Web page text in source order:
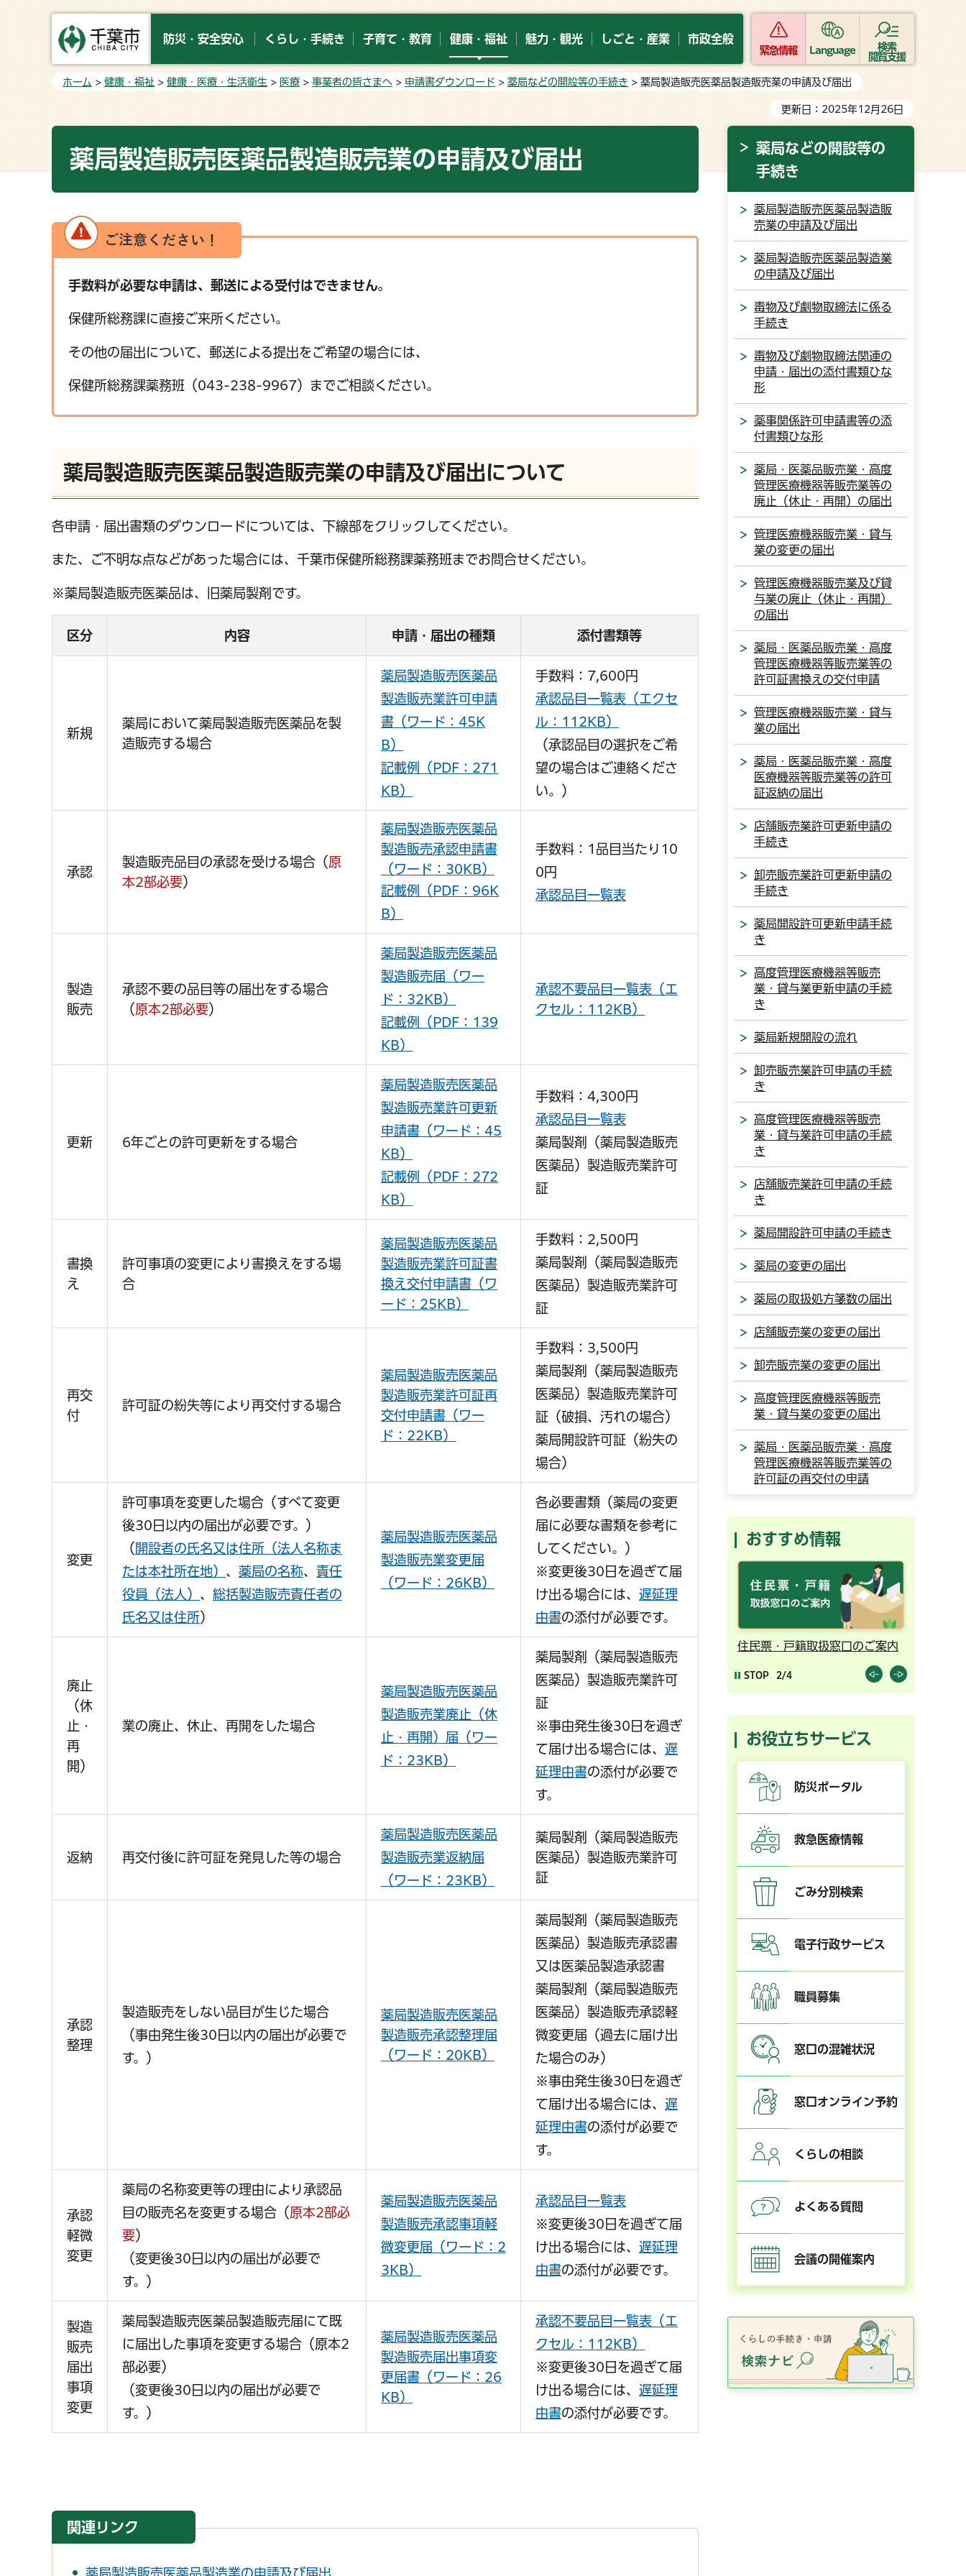
防災・安全安心 くらし・手続き 子育て・教育 健康・福祉 魅力・観光 しごと・産業 市政全般
緊急情報 Language
検索
閲覧支援
ホーム > 健康・福祉 > 健康・医療・生活衛生 > 医療 > 事業者の皆さまへ > 申請書ダウンロード > 薬局などの開設等の手続き > 薬局製造販売医薬品製造販売業の申請及び届出
更新日：2025年12月26日
薬局製造販売医薬品製造販売業の申請及び届出
手数料が必要な申請は、郵送による受付はできません。
保健所総務課に直接ご来所ください。
その他の届出について、郵送による提出をご希望の場合には、
保健所総務課薬務班（043-238-9967）までご相談ください。
薬局製造販売医薬品製造販売業の申請及び届出について
各申請・届出書類のダウンロードについては、下線部をクリックしてください。
また、ご不明な点などがあった場合には、千葉市保健所総務課薬務班までお問合せください。
※薬局製造販売医薬品は、旧薬局製剤です。
区分 内容 申請・届出の種類 添付書類等
新規
薬局において薬局製造販売医薬品を製
造販売する場合
薬局製造販売医薬品
製造販売業許可申請
書（ワード：45K
B）
記載例（PDF：271
KB）
手数料：7,600円
承認品目一覧表（エクセ
ル：112KB）
（承認品目の選択をご希
望の場合はご連絡くださ
い。）
承認
製造販売品目の承認を受ける場合（ 原
本2部必要）
薬局製造販売医薬品
製造販売承認申請書
（ワード：30KB）
記載例（PDF：96K
B）
手数料：1品目当たり10
0円
承認品目一覧表
製造
販売
承認不要の品目等の届出をする場合
（ 原本2部必要）
薬局製造販売医薬品
製造販売届（ワー
ド：32KB）
記載例（PDF：139
KB）
承認不要品目一覧表（エ
クセル：112KB）
更新 6年ごとの許可更新をする場合
薬局製造販売医薬品
製造販売業許可更新
申請書（ワード：45
KB）
記載例（PDF：272
KB）
手数料：4,300円
承認品目一覧表
薬局製剤（薬局製造販売
医薬品）製造販売業許可
証
書換
え
許可事項の変更により書換えをする場
合
薬局製造販売医薬品
製造販売業許可証書
換え交付申請書（ワ
ード：25KB）
手数料：2,500円
薬局製剤（薬局製造販売
医薬品）製造販売業許可
証
再交
付
許可証の紛失等により再交付する場合
薬局製造販売医薬品
製造販売業許可証再
交付申請書（ワー
ド：22KB）
手数料：3,500円
薬局製剤（薬局製造販売
医薬品）製造販売業許可
証（破損、汚れの場合）
薬局開設許可証（紛失の
場合）
変更
許可事項を変更した場合（すべて変更
後30日以内の届出が必要です。）
（ 開設者の氏名又は住所（法人名称ま
たは本社所在地） 、 薬局の名称、 責任
役員（法人） 、 総括製造販売責任者の
氏名又は住所）
薬局製造販売医薬品
製造販売業変更届
（ワード：26KB）
各必要書類（薬局の変更
届に必要な書類を参考に
してください。）
※変更後30日を過ぎて届
け出る場合には、 遅延理
由書の添付が必要です。
廃止
（休
止・
再
開）
業の廃止、休止、再開をした場合
薬局製造販売医薬品
製造販売業廃止（休
止・再開）届（ワー
ド：23KB）
薬局製剤（薬局製造販売
医薬品）製造販売業許可
証
※事由発生後30日を過ぎ
て届け出る場合には、 遅
延理由書の添付が必要で
す。
返納 再交付後に許可証を発見した等の場合
薬局製造販売医薬品
製造販売業返納届
（ワード：23KB）
薬局製剤（薬局製造販売
医薬品）製造販売業許可
証
承認
整理
製造販売をしない品目が生じた場合
（事由発生後30日以内の届出が必要で
す。）
薬局製造販売医薬品
製造販売承認整理届
（ワード：20KB）
薬局製剤（薬局製造販売
医薬品）製造販売承認書
又は医薬品製造承認書
薬局製剤（薬局製造販売
医薬品）製造販売承認軽
微変更届（過去に届け出
た場合のみ）
※事由発生後30日を過ぎ
て届け出る場合には、 遅
延理由書の添付が必要で
す。
承認
軽微
変更
薬局の名称変更等の理由により承認品
目の販売名を変更する場合（ 原本2部必
要）
（変更後30日以内の届出が必要で
す。）
薬局製造販売医薬品
製造販売承認事項軽
微変更届（ワード：2
3KB）
承認品目一覧表
※変更後30日を過ぎて届
け出る場合には、 遅延理
由書の添付が必要です。
製造
販売
届出
事項
変更
薬局製造販売医薬品製造販売届にて既
に届出した事項を変更する場合（原本2
部必要）
（変更後30日以内の届出が必要で
す。）
薬局製造販売医薬品
製造販売届出事項変
更届書（ワード：26
KB）
承認不要品目一覧表（エ
クセル：112KB）
※変更後30日を過ぎて届
け出る場合には、 遅延理
由書の添付が必要です。
関連リンク
薬局製造販売医薬品製造業の申請及び届出
薬局などの開設等の
手続き
薬局製造販売医薬品製造販
売業の申請及び届出
薬局製造販売医薬品製造業
の申請及び届出
毒物及び劇物取締法に係る
手続き
毒物及び劇物取締法関連の
申請・届出の添付書類ひな
形
薬事関係許可申請書等の添
付書類ひな形
薬局・医薬品販売業・高度
管理医療機器等販売業等の
廃止（休止・再開）の届出
管理医療機器販売業・貸与
業の変更の届出
管理医療機器販売業及び貸
与業の廃止（休止・再開）
の届出
薬局・医薬品販売業・高度
管理医療機器等販売業等の
許可証書換えの交付申請
管理医療機器販売業・貸与
業の届出
薬局・医薬品販売業・高度
医療機器等販売業等の許可
証返納の届出
店舗販売業許可更新申請の
手続き
卸売販売業許可更新申請の
手続き
薬局開設許可更新申請手続
き
高度管理医療機器等販売
業・貸与業更新申請の手続
き
薬局新規開設の流れ
卸売販売業許可申請の手続
き
高度管理医療機器等販売
業・貸与業許可申請の手続
き
店舗販売業許可申請の手続
き
薬局開設許可申請の手続き
薬局の変更の届出
薬局の取扱処方箋数の届出
店舗販売業の変更の届出
卸売販売業の変更の届出
高度管理医療機器等販売
業・貸与業の変更の届出
薬局・医薬品販売業・高度
管理医療機器等販売業等の
許可証の再交付の申請
おすすめ情報
住民票・戸籍取扱窓口のご案内
STOP 2/4
お役立ちサービス
防災ポータル
救急医療情報
ごみ分別検索
電子行政サービス
職員募集
窓口の混雑状況
窓口オンライン予約
くらしの相談
よくある質問
会議の開催案内